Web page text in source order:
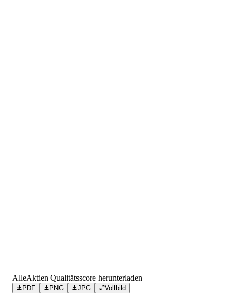
AlleAktien Qualitätsscore herunterladen
PDF PNG JPG Vollbild